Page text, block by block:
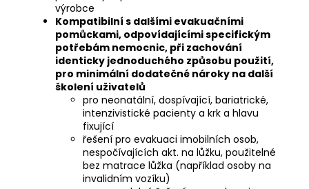
výrobce
Kompatibilní s dalšími evakuačními
pomůckami, odpovídajícími specifickým
potřebám nemocnic, při zachování
identicky jednoduchého způsobu použití,
pro minimální dodatečné nároky na další
školení uživatelů
pro neonatální, dospívající, bariatrické,
intenzivistické pacienty a krk a hlavu
fixující
řešení pro evakuaci imobilních osob,
nespočívajících akt. na lůžku, použitelné
bez matrace lůžka (například osoby na
invalidním vozíku)